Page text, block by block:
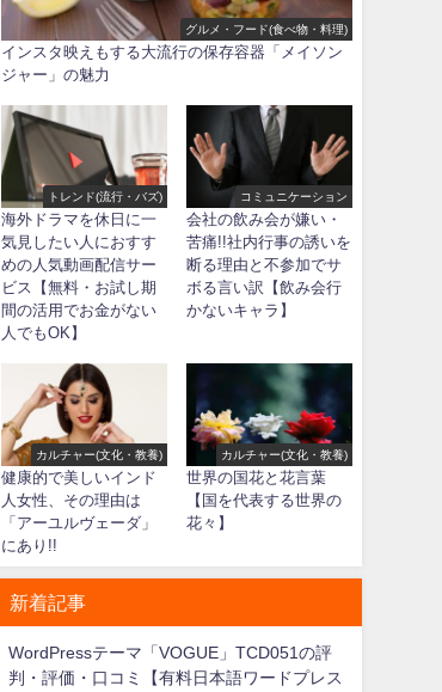
グルメ・フード(食べ物・料理)
インスタ映えもする大流行の保存容器「メイソン
ジャー」の魅力
トレンド(流行・バズ)
海外ドラマを休日に一
気見したい人におすす
めの人気動画配信サー
ビス【無料・お試し期
間の活用でお金がない
人でもOK】
コミュニケーション
会社の飲み会が嫌い・
苦痛!!社内行事の誘いを
断る理由と不参加でサ
ボる言い訳【飲み会行
かないキャラ】
カルチャー(文化・教養)
健康的で美しいインド
人女性、その理由は
「アーユルヴェーダ」
にあり!!
カルチャー(文化・教養)
世界の国花と花言葉
【国を代表する世界の
花々】
新着記事
WordPressテーマ「VOGUE」TCD051の評
判・評価・口コミ【有料日本語ワードプレス